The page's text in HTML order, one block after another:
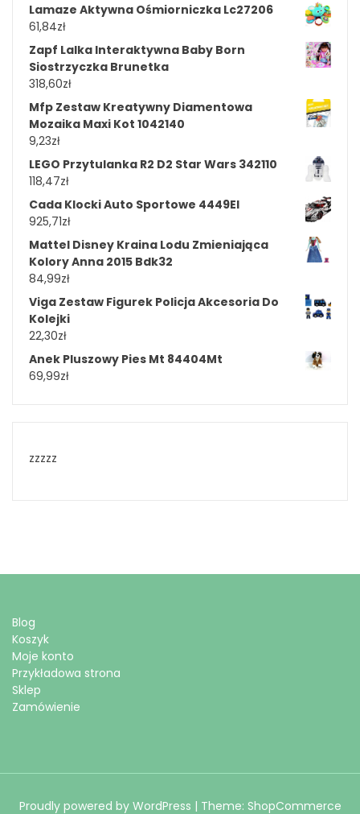
Lamaze Aktywna Ośmiorniczka Lc27206
61,84zł
Zapf Lalka Interaktywna Baby Born
Siostrzyczka Brunetka
318,60zł
Mfp Zestaw Kreatywny Diamentowa
Mozaika Maxi Kot 1042140
9,23zł
LEGO Przytulanka R2 D2 Star Wars 342110
118,47zł
Cada Klocki Auto Sportowe 4449El
925,71zł
Mattel Disney Kraina Lodu Zmieniająca
Kolory Anna 2015 Bdk32
84,99zł
Viga Zestaw Figurek Policja Akcesoria Do
Kolejki
22,30zł
Anek Pluszowy Pies Mt 84404Mt
69,99zł
zzzzz
Blog
Koszyk
Moje konto
Przykładowa strona
Sklep
Zamówienie
Proudly powered by WordPress | Theme: ShopCommerce